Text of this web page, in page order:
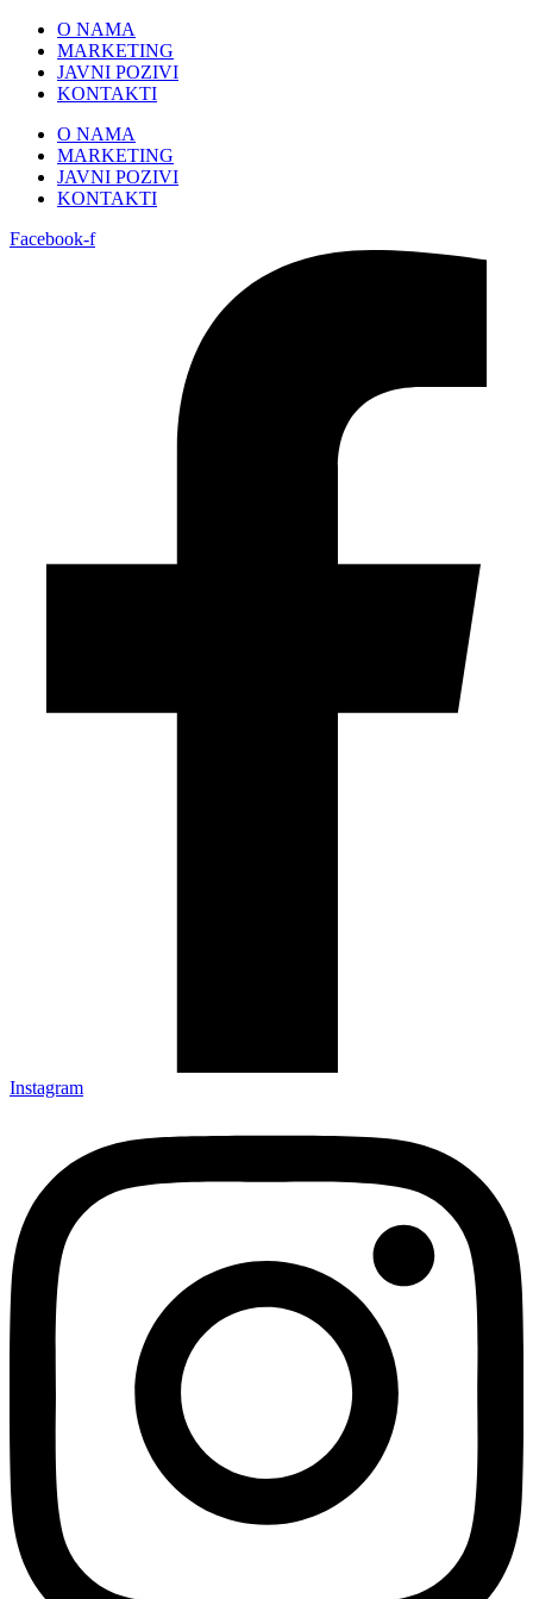
Skip
content
O NAMA
MARKETING
JAVNI POZIVI
KONTAKTI
O NAMA
MARKETING
JAVNI POZIVI
KONTAKTI
Facebook-f
Instagram